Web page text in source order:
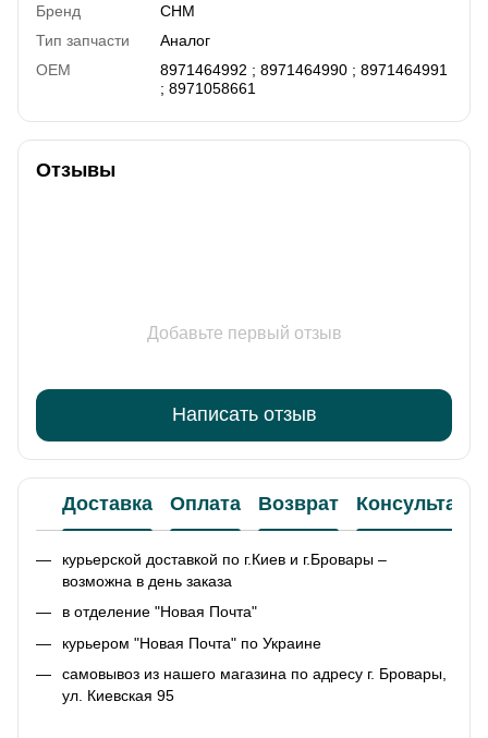
Бренд
CHM
Тип запчасти
Аналог
OEM
8971464992 ; 8971464990 ; 8971464991
; 8971058661
Отзывы
Добавьте первый отзыв
Написать отзыв
Доставка Оплата Возврат
курьерской доставкой по г.Киев и г.Бровары –
возможна в день заказа
в отделение "Новая Почта"
курьером "Новая Почта" по Украине
самовывоз из нашего магазина по адресу г. Бровары,
ул. Киевская 95